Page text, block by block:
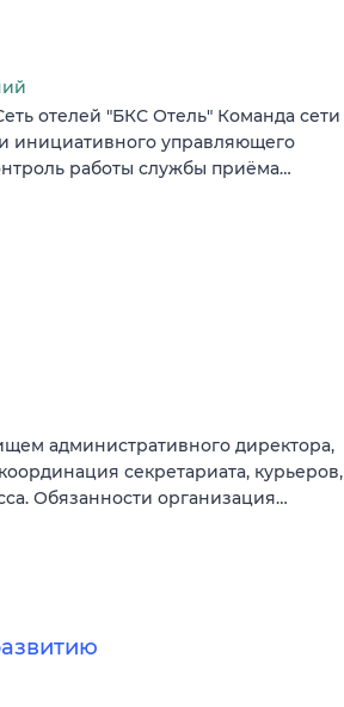
отелей "БКС Отель" Команда сети
инициативного управляющего
работы службы приёма…
административного директора,
секретариата, курьеров,
Обязанности организация…